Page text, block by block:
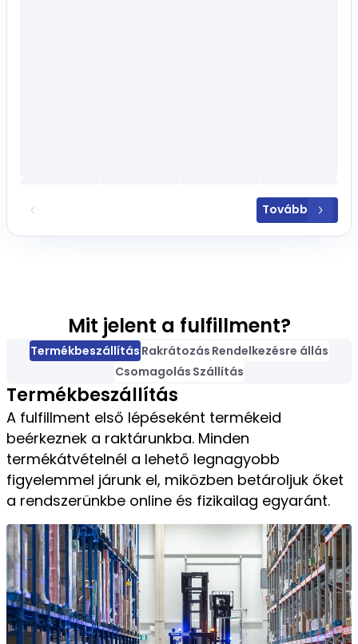
Tovább
Mit jelent a fulfillment?
Termékbeszállítás Rakrátozás Rendelkezésre állás
Csomagolás Szállítás
Termékbeszállítás
A fulfillment első lépéseként termékeid
beérkeznek a raktárunkba. Minden
termékátvételnél a lehető legnagyobb
figyelemmel járunk el, miközben betároljuk őket
a rendszerünkbe online és fizikailag egyaránt.